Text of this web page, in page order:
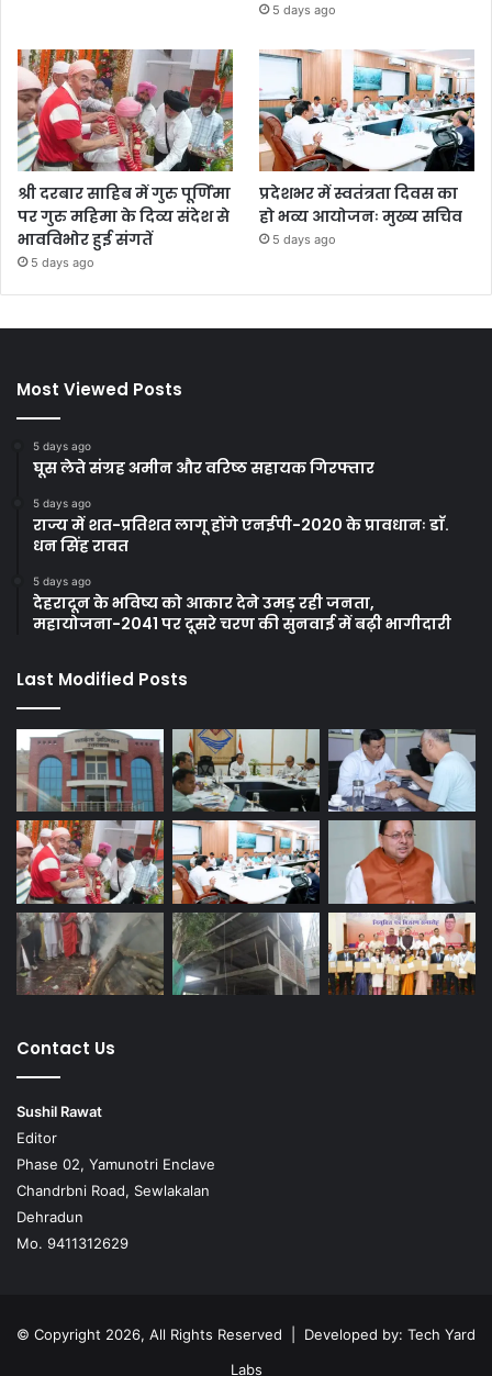
5 days ago
श्री दरबार साहिब में गुरु पूर्णिमा
पर गुरु महिमा के दिव्य संदेश से
भावविभोर हुई संगतें
5 days ago
प्रदेशभर में स्वतंत्रता दिवस का
हो भव्य आयोजनः मुख्य सचिव
5 days ago
Most Viewed Posts
5 days ago
घूस लेते संग्रह अमीन और वरिष्ठ सहायक गिरफ्तार
5 days ago
राज्य में शत-प्रतिशत लागू होंगे एनईपी-2020 के प्रावधानः डाॅ.
धन सिंह रावत
5 days ago
देहरादून के भविष्य को आकार देने उमड़ रही जनता,
महायोजना-2041 पर दूसरे चरण की सुनवाई में बढ़ी भागीदारी
Last Modified Posts
Contact Us
Sushil Rawat
Editor
Phase 02, Yamunotri Enclave
Chandrbni Road, Sewlakalan
Dehradun
Mo. 9411312629
© Copyright 2026, All Rights Reserved | Developed by: Tech Yard
Labs